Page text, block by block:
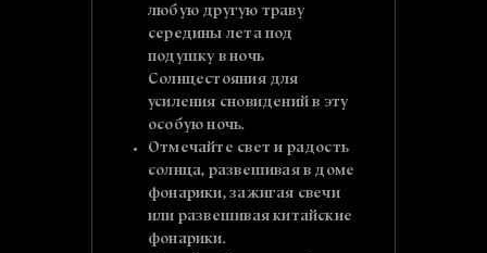
любую другую траву
середины лета под
подушку в ночь
Солнцестояния для
усиления сновидений в эту
особую ночь.
Отмечайте свет и радость
солнца, развешивая в доме
фонарики, зажигая свечи
или развешивая китайские
фонарики.